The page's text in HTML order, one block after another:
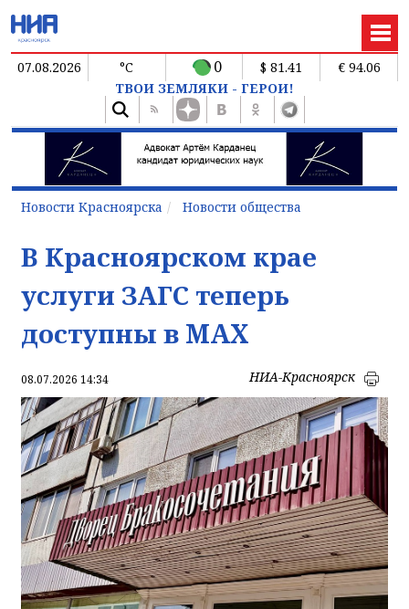
07.08.2026 °C 0 $ 81.41
€ 94.06
ТВОИ ЗЕМЛЯКИ - ГЕРОИ!
Новости Красноярска Новости общества
В Красноярском крае
услуги ЗАГС теперь
доступны в MAX
08.07.2026 14:34 НИА-Красноярск